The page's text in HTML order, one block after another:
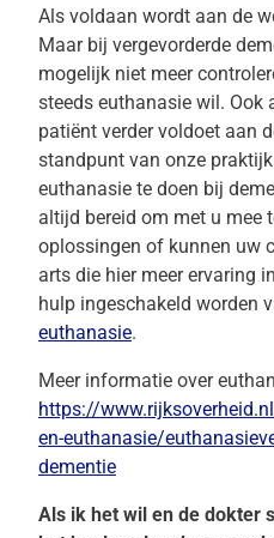
Als voldaan wordt aan de
Maar bij vergevorderde
mogelijk niet meer
steeds euthanasie wil. Ook
patiënt verder voldoet aan
standpunt van onze
euthanasie te doen bij
altijd bereid om met u mee
oplossingen of kunnen uw
arts die hier meer ervaring
hulp ingeschakeld worden
euthanasie.
Meer informatie over
https://
en-euthanasie/
dementie
Als ik het wil en de dokter